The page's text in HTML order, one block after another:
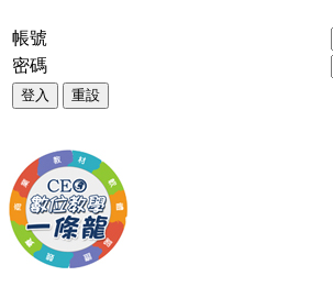
帳號
密碼
登入 重設